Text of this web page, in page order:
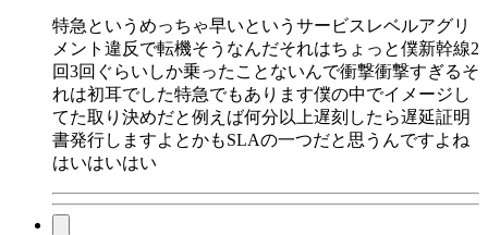
特急というめっちゃ早いというサービスレベルアグリ
メント違反で転機そうなんだそれはちょっと僕新幹線2
回3回ぐらいしか乗ったことないんで衝撃衝撃すぎるそ
れは初耳でした特急でもあります僕の中でイメージし
てた取り決めだと例えば何分以上遅刻したら遅延証明
書発行しますよとかもSLAの一つだと思うんですよね
はいはいはい